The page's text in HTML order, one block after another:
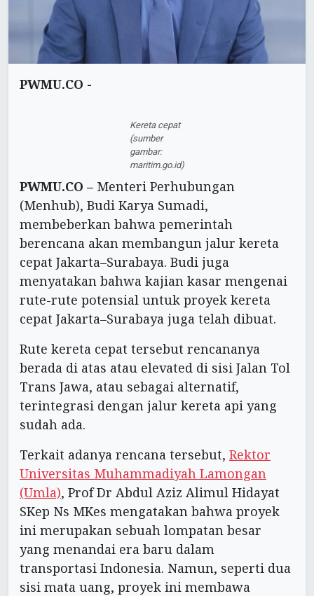
PWMU.CO -
Kereta cepat
(sumber
gambar:
maritim.go.id)
PWMU.CO – Menteri Perhubungan
(Menhub), Budi Karya Sumadi,
membeberkan bahwa pemerintah
berencana akan membangun jalur kereta
cepat Jakarta–Surabaya. Budi juga
menyatakan bahwa kajian kasar mengenai
rute-rute potensial untuk proyek kereta
cepat Jakarta–Surabaya juga telah dibuat.
Rute kereta cepat tersebut rencananya
berada di atas atau elevated di sisi Jalan Tol
Trans Jawa, atau sebagai alternatif,
terintegrasi dengan jalur kereta api yang
sudah ada.
Terkait adanya rencana tersebut, Rektor
Universitas Muhammadiyah Lamongan
(Umla), Prof Dr Abdul Aziz Alimul Hidayat
SKep Ns MKes mengatakan bahwa proyek
ini merupakan sebuah lompatan besar
yang menandai era baru dalam
transportasi Indonesia. Namun, seperti dua
sisi mata uang, proyek ini membawa